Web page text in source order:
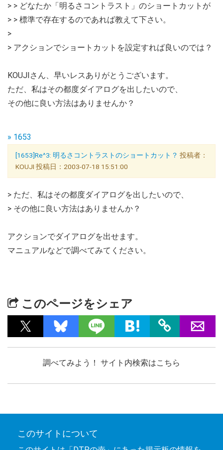
> > どなたか「明るさコントラスト」のショートカットが
> > 標準で存在するのであれば教えて下さい。
>
> アクションでショートカットを設定すれば良いのでは？
KOUJIさん、早いレスありがとうございます。
ただ、私はその都度ダイアログを出したいので、
その他に良い方法はありませんか？
» 1653
[1653]Re^3: 明るさコントラストのショートカット？ 投稿者：
KOUJI 投稿日：2003-07-18 15:51:00
> ただ、私はその都度ダイアログを出したいので、
> その他に良い方法はありませんか？
アクションでダイアログを出せます。
マニュアルなどで調べてみてください。
このページをシェア
調べてみよう！ サイト内検索はこちら
このサイトについて